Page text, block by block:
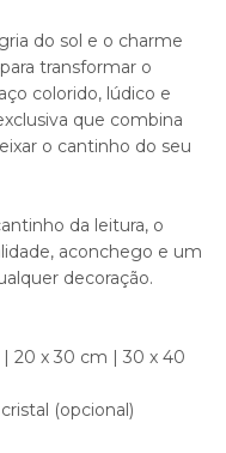
do sol e o charme
transformar o
colorido, lúdico e
que combina
o cantinho do seu
da leitura, o
aconchego e um
decoração.
| 20 x 30 cm | 30 x 40
(opcional)